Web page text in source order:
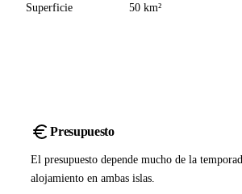
Superficie 50 km²
Presupuesto
El presupuesto depende mucho de la
alojamiento en ambas islas.